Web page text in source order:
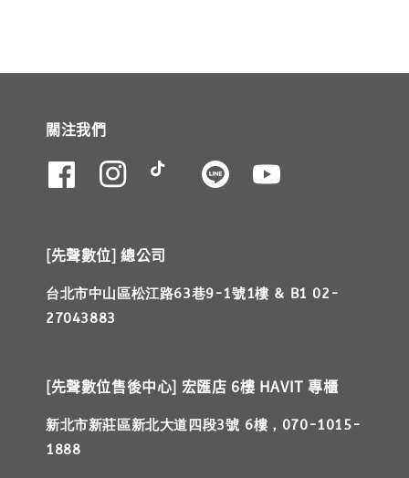
關注我們
[先聲數位] 總公司
台北市中山區松江路63巷9-1號1樓 & B1 02-
27043883
[先聲數位售後中心] 宏匯店 6樓 HAVIT 專櫃
新北市新莊區新北大道四段3號 6樓，070-1015-
1888